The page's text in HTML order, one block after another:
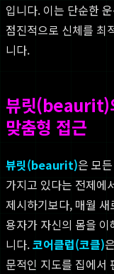
입니다. 이는 단순한
점진적으로 신체를 최
니다.
뷰릿(beaurit)
맞춤형 접근
뷰릿(beaurit)은 모
가지고 있다는 전제에
제시하기보다, 매월
용자가 자신의 몸을
니다.코어클럽(코클)
문적인 지도를 집에서